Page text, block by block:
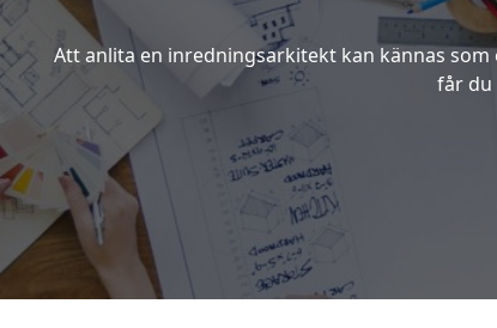
Att anlita en inredningsarkitekt kan kännas
får du